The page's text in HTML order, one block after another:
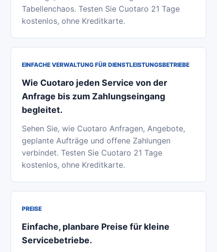
Tabellenchaos. Testen Sie Cuotaro 21 Tage
kostenlos, ohne Kreditkarte.
EINFACHE VERWALTUNG FÜR DIENSTLEISTUNGSBETRIEBE
Wie Cuotaro jeden Service von der
Anfrage bis zum Zahlungseingang
begleitet.
Sehen Sie, wie Cuotaro Anfragen, Angebote,
geplante Aufträge und offene Zahlungen
verbindet. Testen Sie Cuotaro 21 Tage
kostenlos, ohne Kreditkarte.
PREISE
Einfache, planbare Preise für kleine
Servicebetriebe.